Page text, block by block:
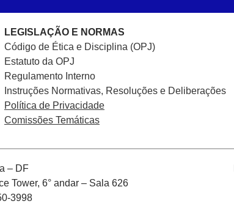
LEGISLAÇÃO E NORMAS
Código de Ética e Disciplina (OPJ)
Estatuto da OPJ
Regulamento Interno
Instruções Normativas, Resoluções e Deliberações
Política de Privacidade
Comissões Temáticas
– DF
Tower, 6° andar – Sala 626
3998